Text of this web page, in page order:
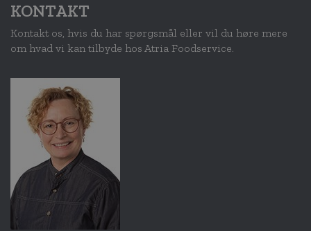
KONTAKT
Kontakt os, hvis du har spørgsmål eller vil du høre mere
om hvad vi kan tilbyde hos Atria Foodservice.